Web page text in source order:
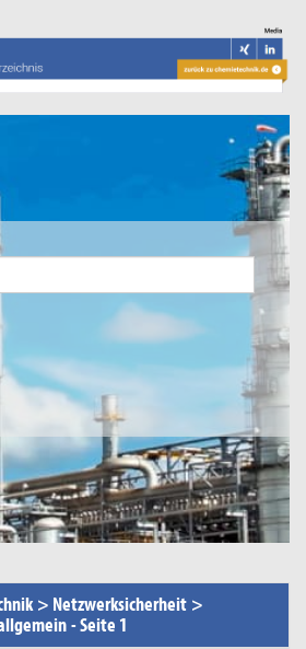
> Netzwerksicherheit >
-Seite 1